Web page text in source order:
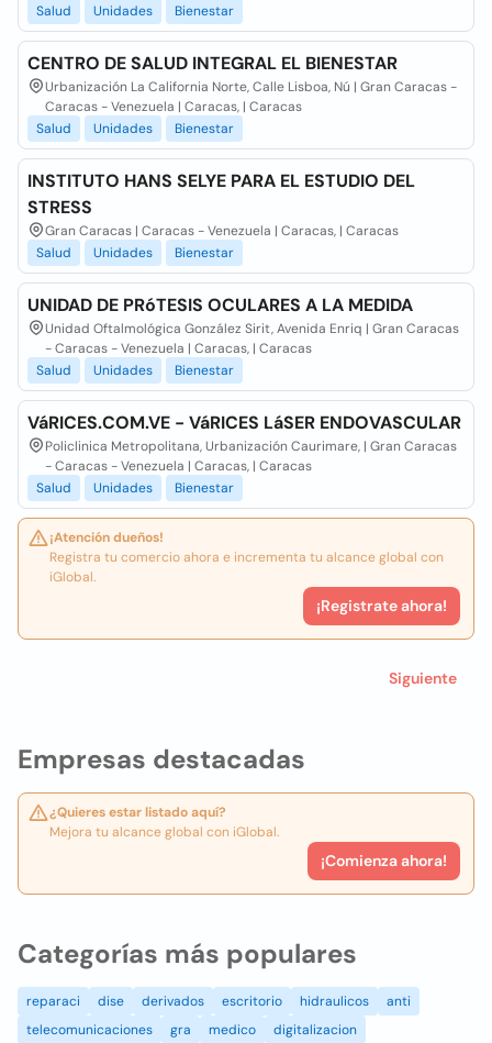
Empresas destacadas
¿Quieres estar listado aquí?
Mejora tu alcance global con iGlobal.
¡Comienza ahora!
Salud
Unidades Bienestar
CENTRO DE SALUD INTEGRAL EL BIENESTAR
Urbanización La California Norte, Calle Lisboa, Nú | Gran Caracas -
Caracas - Venezuela | Caracas, | Caracas
Salud
Unidades Bienestar
INSTITUTO HANS SELYE PARA EL ESTUDIO DEL
STRESS
Gran Caracas | Caracas - Venezuela | Caracas, | Caracas
Salud
Unidades Bienestar
UNIDAD DE PRóTESIS OCULARES A LA MEDIDA
Unidad Oftalmológica González Sirit, Avenida Enriq | Gran Caracas
- Caracas - Venezuela | Caracas, | Caracas
Salud
Unidades Bienestar
VáRICES.COM.VE - VáRICES LáSER ENDOVASCULAR
Policlinica Metropolitana, Urbanización Caurimare, | Gran Caracas
- Caracas - Venezuela | Caracas, | Caracas
Salud
Unidades Bienestar
¡Atención dueños!
Registra tu comercio ahora e incrementa tu alcance global con
iGlobal.
¡Registrate ahora!
Siguiente
Categorías más populares
reparaci dise derivados escritorio hidraulicos
anti
telecomunicaciones
gra medico digitalizacion